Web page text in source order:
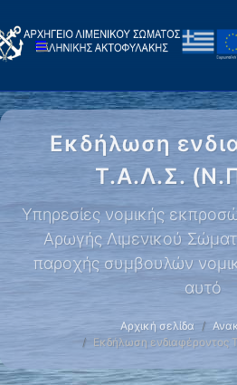
Εκδήλωση
Τ.Α.Λ.Σ.
Υπηρεσίες νομικής
Αρωγής Λιμενικού
παροχής συμβουλών
αυτό
Αρχική σελίδα
Εκδήλωση